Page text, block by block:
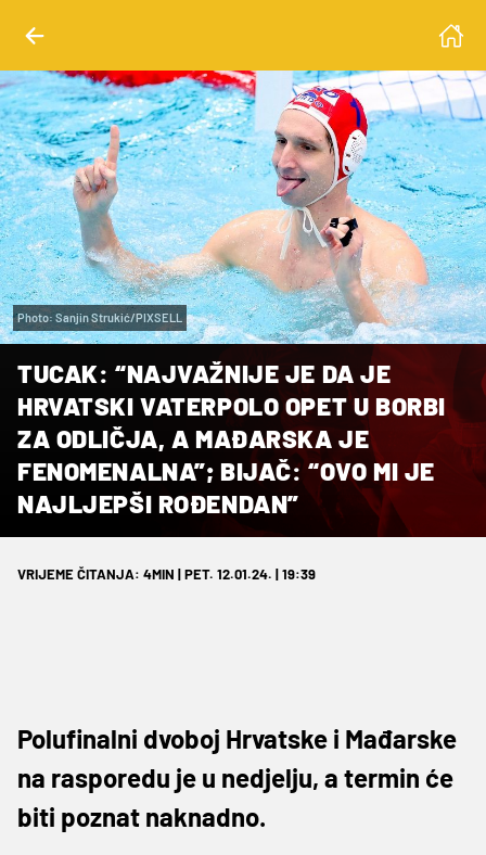
Photo: Sanjin Strukić/PIXSELL
TUCAK: “NAJVAŽNIJE JE DA JE
HRVATSKI VATERPOLO OPET U BORBI
ZA ODLIČJA, A MAĐARSKA JE
FENOMENALNA”; BIJAČ: “OVO MI JE
NAJLJEPŠI ROĐENDAN”
VRIJEME ČITANJA: 4MIN | PET. 12.01.24. | 19:39
Polufinalni dvoboj Hrvatske i Mađarske
na rasporedu je u nedjelju, a termin će
biti poznat naknadno.